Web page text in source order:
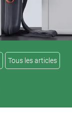
Tous les articles